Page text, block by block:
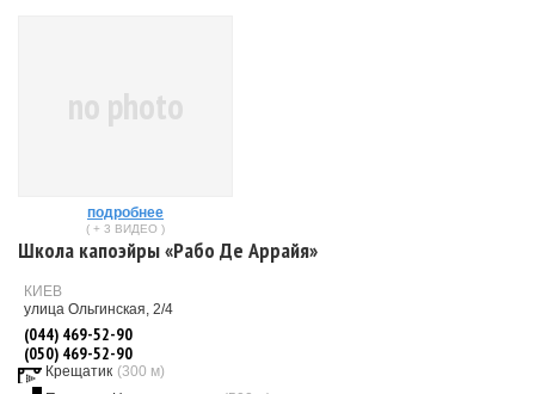
no photo
подробнее
( + 3 ВИДЕО )
Школа капоэйры «Рабо Де Аррайя»
КИЕВ
улица Ольгинская, 2/4
(044) 469-52-90
(050) 469-52-90
Крещатик (300 м)